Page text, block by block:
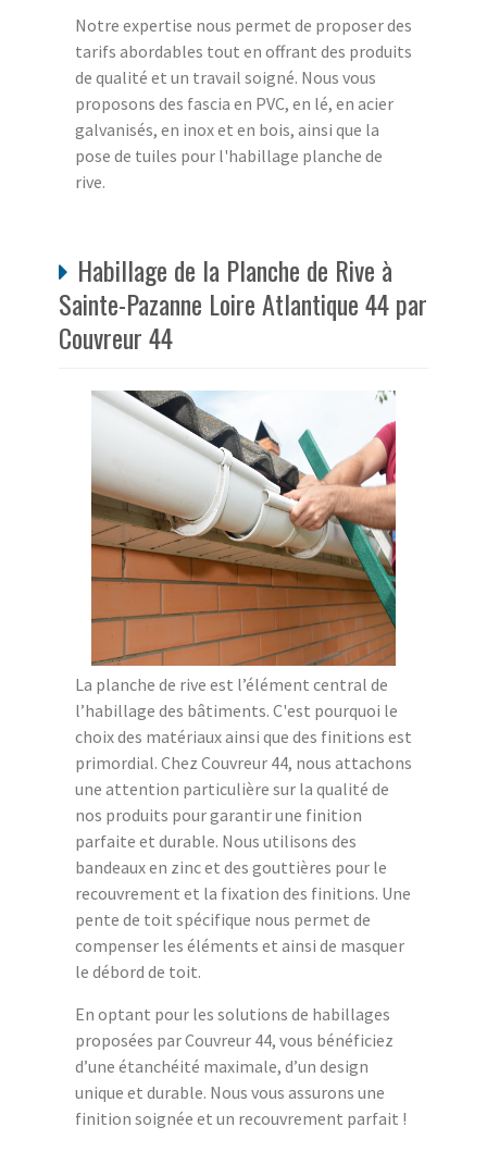
Notre expertise nous permet de proposer des
tarifs abordables tout en offrant des produits
de qualité et un travail soigné. Nous vous
proposons des fascia en PVC, en lé, en acier
galvanisés, en inox et en bois, ainsi que la
pose de tuiles pour l'habillage planche de
rive.
Habillage de la Planche de Rive à
Sainte-Pazanne Loire Atlantique 44 par
Couvreur 44
La planche de rive est l’élément central de
l’habillage des bâtiments. C'est pourquoi le
choix des matériaux ainsi que des finitions est
primordial. Chez Couvreur 44, nous attachons
une attention particulière sur la qualité de
nos produits pour garantir une finition
parfaite et durable. Nous utilisons des
bandeaux en zinc et des gouttières pour le
recouvrement et la fixation des finitions. Une
pente de toit spécifique nous permet de
compenser les éléments et ainsi de masquer
le débord de toit.
En optant pour les solutions de habillages
proposées par Couvreur 44, vous bénéficiez
d’une étanchéité maximale, d’un design
unique et durable. Nous vous assurons une
finition soignée et un recouvrement parfait !